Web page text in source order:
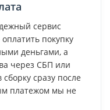
сервис
покупку
деньгами, а
через СБП или
сразу после
платежом мы не